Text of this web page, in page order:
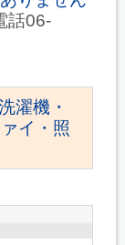
話06-
濯機・
イ・照